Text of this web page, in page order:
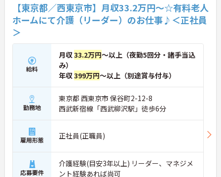
【東京都／西東京市】月収33.2万円～☆有料老人
ホームにて介護（リーダー）のお仕事♪＜正社員
＞
給料
月収33.2万円～以上（夜勤5回分・諸手当込
み）
年収399万円～以上（別途賞与付与）
勤務地
東京都 西東京市 保谷町2-12-8
西武新宿線「西武柳沢駅」徒歩6分
雇用形態 正社員(正職員)
応募要件
介護経験(目安3年以上) リーダー、マネジメ
ント経験あれば尚可